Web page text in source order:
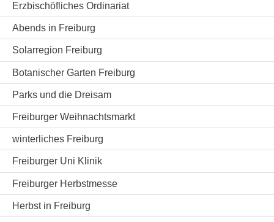
Erzbischöfliches Ordinariat
Abends in Freiburg
Solarregion Freiburg
Botanischer Garten Freiburg
Parks und die Dreisam
Freiburger Weihnachtsmarkt
winterliches Freiburg
Freiburger Uni Klinik
Freiburger Herbstmesse
Herbst in Freiburg